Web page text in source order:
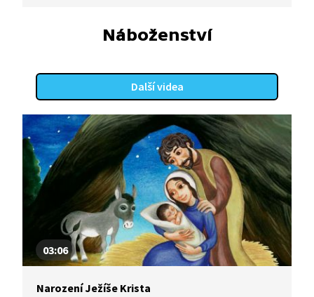
Náboženství
Další videa
03:06
Narození Ježíše Krista